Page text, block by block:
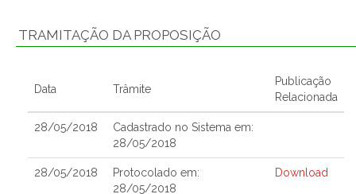
TRAMITAÇÃO DA PROPOSIÇÃO
Data Trâmite
Publicação
Relacionada
28/05/2018
Cadastrado no Sistema em:
28/05/2018
28/05/2018
Protocolado em:
28/05/2018
Download